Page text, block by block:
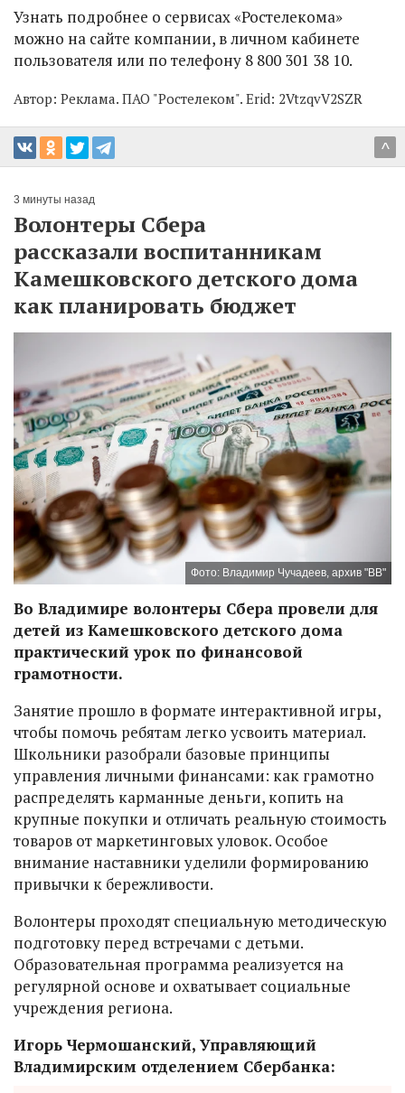
Узнать подробнее о сервисах «Ростелекома»
можно на сайте компании, в личном кабинете
пользователя или по телефону 8 800 301 38 10.
Автор: Реклама. ПАО "Ростелеком". Erid: 2VtzqvV2SZR
^
3 минуты назад
Волонтеры Сбера
рассказали воспитанникам
Камешковского детского дома
как планировать бюджет
Фото: Владимир Чучадеев, архив "ВВ"
Во Владимире волонтеры Сбера провели для
детей из Камешковского детского дома
практический урок по финансовой
грамотности.
Занятие прошло в формате интерактивной игры,
чтобы помочь ребятам легко усвоить материал.
Школьники разобрали базовые принципы
управления личными финансами: как грамотно
распределять карманные деньги, копить на
крупные покупки и отличать реальную стоимость
товаров от маркетинговых уловок. Особое
внимание наставники уделили формированию
привычки к бережливости.
Волонтеры проходят специальную методическую
подготовку перед встречами с детьми.
Образовательная программа реализуется на
регулярной основе и охватывает социальные
учреждения региона.
Игорь Чермошанский, Управляющий
Владимирским отделением Сбербанка: